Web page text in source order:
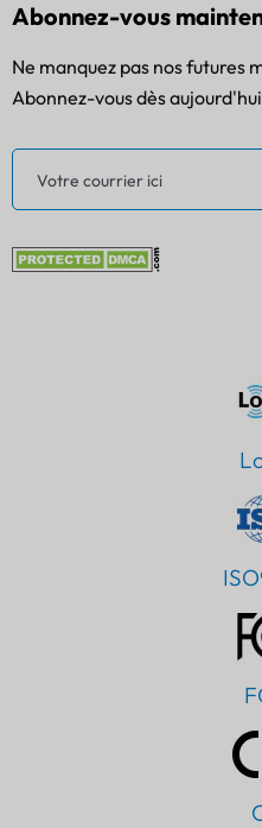
Abonnez-vous
Ne manquez pas nos futures
Abonnez-vous dès